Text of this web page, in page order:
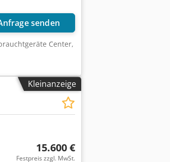
senden
Center,
Kleinanzeige
15.600 €
Festpreis zzgl. MwSt.